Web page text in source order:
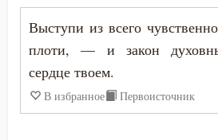
Мысли
Память
Печаль
Плоть
Ефрем Сирин
Игнатий Брянчанинов
Выступи из всего
плоти, — и закон
сердце твоем.
В избранное Первоисточник